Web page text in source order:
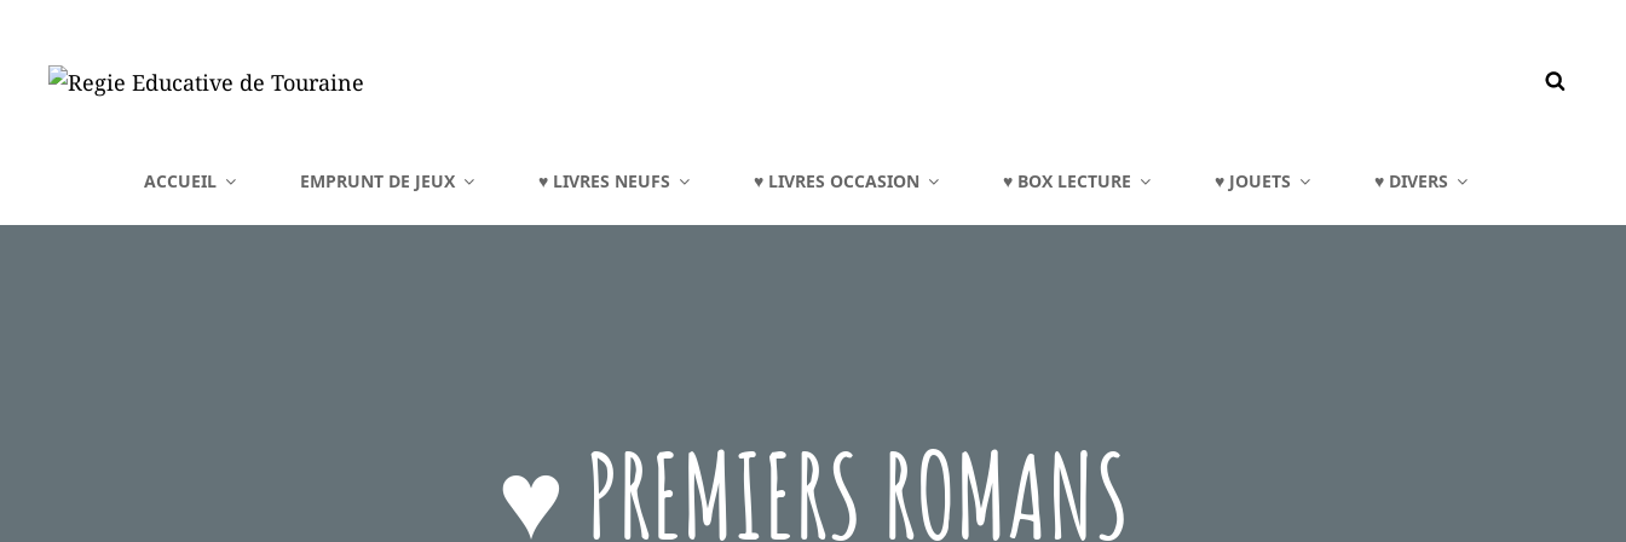
REGIE EDUCATIVE DE TOURAINE
ACCUEIL EMPRUNT DE JEUX ♥ LIVRES NEUFS ♥ LIVRES OCCASION ♥ BOX LECTURE ♥ JOUETS ♥ DIVERS
♥ PREMIERS ROMANS